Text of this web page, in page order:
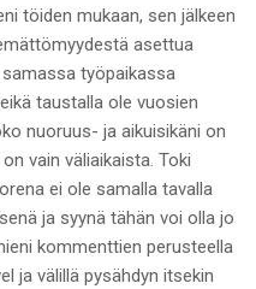
töiden mukaan, sen jälkeen
asettua
työpaikassa
taustalla ole vuosien
nuoruus- ja aikuisikäni on
vain väliaikaista. Toki
ei ole samalla tavalla
ja syynä tähän voi olla jo
kommenttien perusteella
ja välillä pysähdyn itsekin